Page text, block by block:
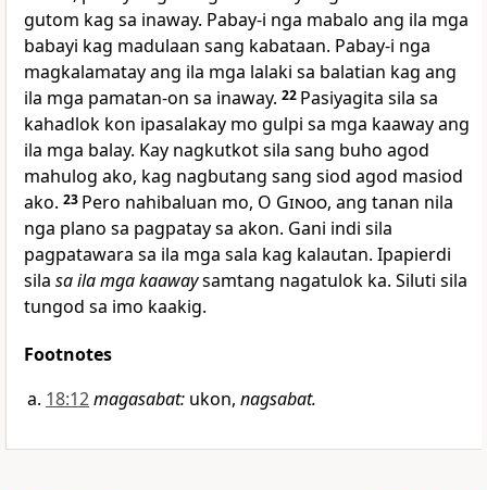
gutom kag sa inaway. Pabay-i nga mabalo ang ila mga
babayi kag madulaan sang kabataan. Pabay-i nga
magkalamatay ang ila mga lalaki sa balatian kag ang
ila mga pamatan-on sa inaway. 22 Pasiyagita sila sa
kahadlok kon ipasalakay mo gulpi sa mga kaaway ang
ila mga balay. Kay nagkutkot sila sang buho agod
mahulog ako, kag nagbutang sang siod agod masiod
ako. 23 Pero nahibaluan mo, O Ginoo, ang tanan nila
nga plano sa pagpatay sa akon. Gani indi sila
pagpatawara sa ila mga sala kag kalautan. Ipapierdi
sila sa ila mga kaawaysamtang nagatulok ka. Siluti sila
tungod sa imo kaakig.
Footnotes
18:12magasabat: ukon, nagsabat.